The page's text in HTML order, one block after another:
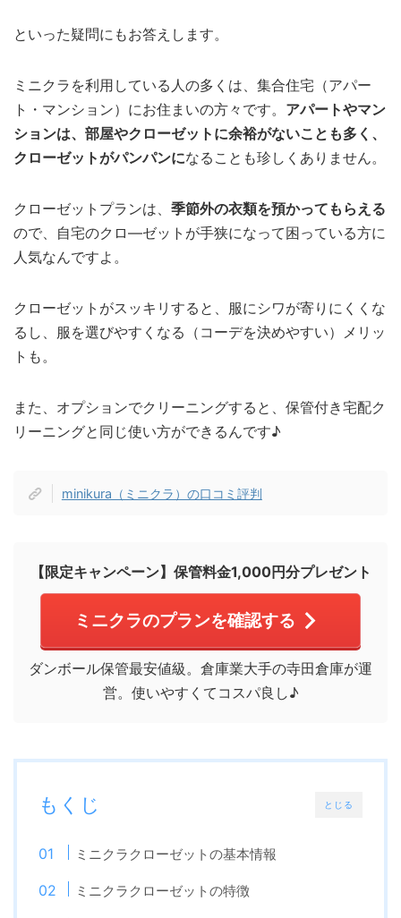
といった疑問にもお答えします。
ミニクラを利用している人の多くは、集合住宅（アパー
ト・マンション）にお住まいの方々です。 アパートやマン
ションは、部屋やクローゼットに余裕がないことも多く、
クローゼットがパンパンになることも珍しくありません。
クローゼットプランは、 季節外の衣類を預かってもらえる
ので、自宅のクロ―ゼットが手狭になって困っている方に
人気なんですよ。
クローゼットがスッキリすると、服にシワが寄りにくくな
るし、服を選びやすくなる（コーデを決めやすい）メリッ
トも。
また、オプションでクリーニングすると、保管付き宅配ク
リーニングと同じ使い方ができるんです♪
minikura（ミニクラ）の口コミ評判
【限定キャンペーン】保管料金1,000円分プレゼント
ミニクラのプランを確認する
ダンボール保管最安値級。倉庫業大手の寺田倉庫が運
営。使いやすくてコスパ良し♪
とじる
もくじ
ミニクラクローゼットの基本情報
ミニクラクローゼットの特徴